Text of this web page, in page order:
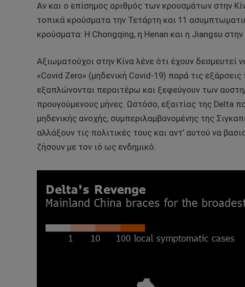
Αν και ο επίσημος αριθμός των κρουσμάτων στην
τοπικά κρούσματα την Τετάρτη και 11
κρούσματα: Η Chongqing, η Henan και η Jiangsu στην
Αξιωματούχοι στην Κίνα λένε ότι έχουν δεσμευτεί
«Covid Zero» (μηδενική Covid-19) παρά τις
εξαπλώνονται περαιτέρω και ξεφεύγουν των
προυγούμενους μήνες. Ωστόσο, εξαιτίας της Delta
μηδενικής ανοχής, συμπεριλαμβανομένης της
αλλάξουν τις πολιτικές τους και αντ’ αυτού να
ζήσουν με τον ιό ως ενδημικό.